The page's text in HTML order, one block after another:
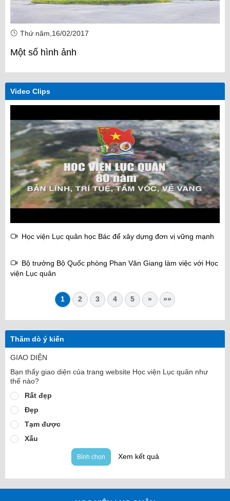
Thứ năm,16/02/2017
Một số hình ảnh
Video Clips
Học viện Lục quân học Bác để xây dựng đơn vị vững mạnh
Bộ trưởng Bộ Quốc phòng Phan Văn Giang làm việc với Học
viện Lục quân
1 2 3 4 5 » »»
Thăm dò ý kiến
GIAO DIỆN
Bạn thấy giao diện của trang website Học viện Lục quân như
thế nào?
Rất đẹp
Đẹp
Tạm được
Xấu
Bình chọn Xem kết quả